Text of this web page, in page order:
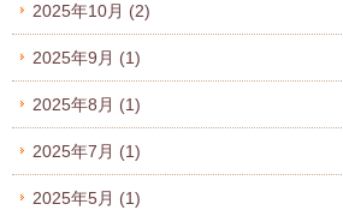
2025年10月 (2)
2025年9月 (1)
2025年8月 (1)
2025年7月 (1)
2025年5月 (1)